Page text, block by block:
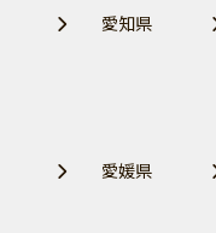
愛知県
愛媛県